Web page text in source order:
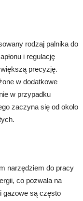
rodzaj palnika do
i regulację
większą precyzję.
w dodatkowe
w przypadku
zaczyna się od około
narzędziem do pracy
co pozwala na
gazowe są często